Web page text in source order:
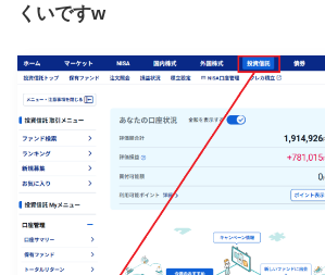
くいですw